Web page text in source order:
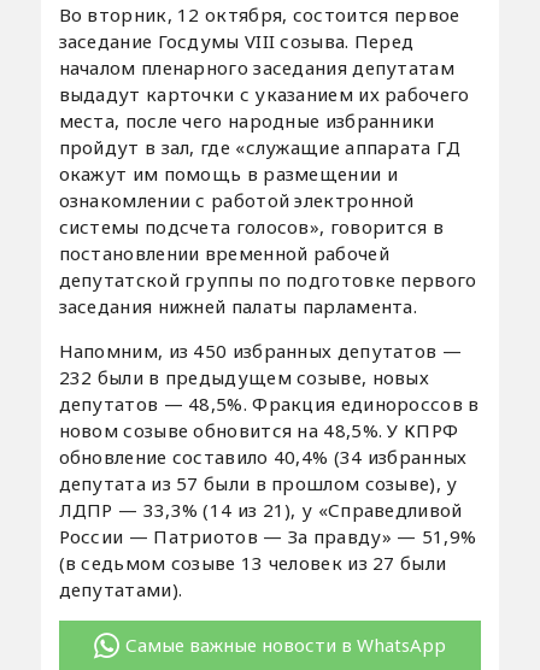
Во вторник, 12 октября, состоится первое
заседание Госдумы VIII созыва. Перед
началом пленарного заседания депутатам
выдадут карточки с указанием их рабочего
места, после чего народные избранники
пройдут в зал, где «служащие аппарата ГД
окажут им помощь в размещении и
ознакомлении с работой электронной
системы подсчета голосов», говорится в
постановлении временной рабочей
депутатской группы по подготовке первого
заседания нижней палаты парламента.
Напомним, из 450 избранных депутатов —
232 были в предыдущем созыве, новых
депутатов — 48,5%. Фракция единороссов в
новом созыве обновится на 48,5%. У КПРФ
обновление составило 40,4% (34 избранных
депутата из 57 были в прошлом созыве), у
ЛДПР — 33,3% (14 из 21), у «Справедливой
России — Патриотов — За правду» — 51,9%
(в седьмом созыве 13 человек из 27 были
депутатами).
Самые важные новости в WhatsApp